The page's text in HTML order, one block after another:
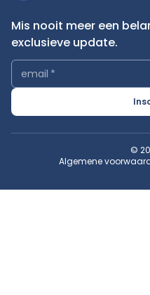
Mis nooit meer een
exclusieve update.
email *
©
Algemene